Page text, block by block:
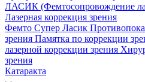
ЛАСИК (Фемтосопровождение
Лазерная коррекция зрения
Фемто Супер Ласик
зрения Памятка по коррекции
лазерной коррекции зрения
зрения
Катаракта